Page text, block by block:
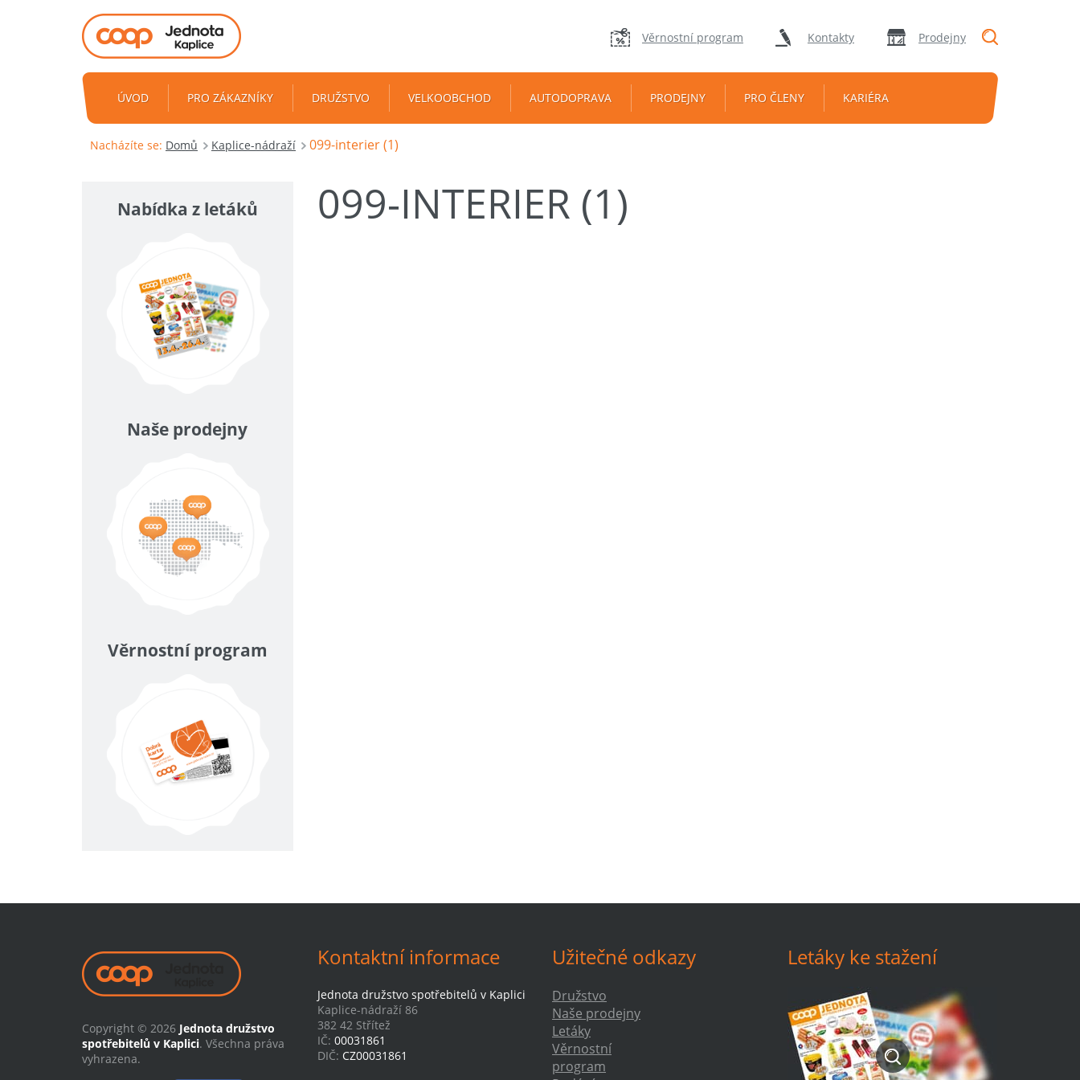
Věrnostní program Kontakty Prodejny
ÚVOD PRO ZÁKAZNÍKY DRUŽSTVO VELKOOBCHOD AUTODOPRAVA PRODEJNY PRO ČLENY KARIÉRA
Nacházíte se: Domů Kaplice-nádraží 099-interier (1)
099-INTERIER (1)
Nabídka z letáků
Naše prodejny
Věrnostní program
Copyright © 2026 Jednota družstvo
spotřebitelů v Kaplici. Všechna práva
vyhrazena.
Kontaktní informace
Jednota družstvo spotřebitelů v Kaplici
Kaplice-nádraží 86
382 42 Střítež
IČ: 00031861
DIČ: CZ00031861
Užitečné odkazy
Družstvo
Naše prodejny
Letáky
Věrnostní
program
Letáky ke stažení